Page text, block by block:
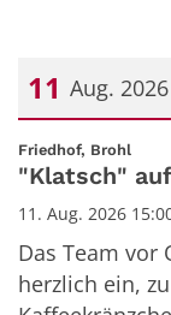
11 Aug. 2026
Datum: 11.
Friedhof, Brohl
"Klatsch"
11. Aug. 2026
Das Team vor
herzlich ein,